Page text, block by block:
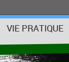
VIE PRATIQUE